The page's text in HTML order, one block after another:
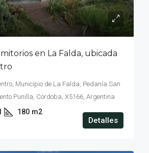
en La Falda, ubicada
Municipio de La Falda, Pedanía San
Punilla, Córdoba, X5166, Argentina
180 m2
Detalles